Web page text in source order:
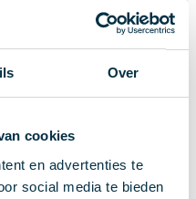
Over
cookies
en advertenties te
social media te bieden
kunststof, 500 ml.
ø85×140 mm